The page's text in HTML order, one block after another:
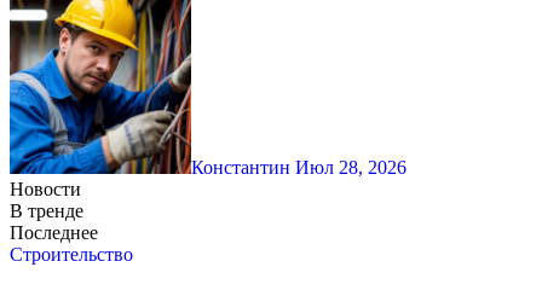
Константин Июл 28, 2026
Новости
В тренде
Последнее
Строительство